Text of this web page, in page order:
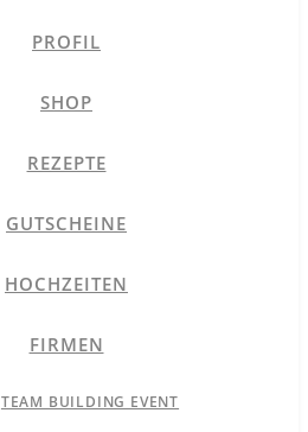
PROFIL
SHOP
REZEPTE
GUTSCHEINE
HOCHZEITEN
FIRMEN
TEAM BUILDING EVENT